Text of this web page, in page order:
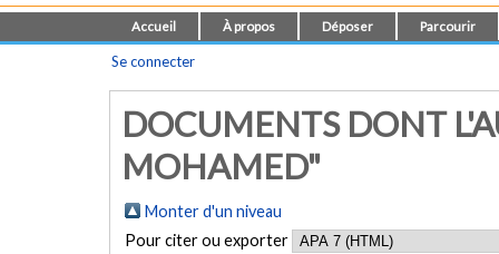
Accueil À propos Déposer Parcourir
Se connecter
DOCUMENTS DONT
MOHAMED"
Monter d'un niveau
Pour citer ou exporter